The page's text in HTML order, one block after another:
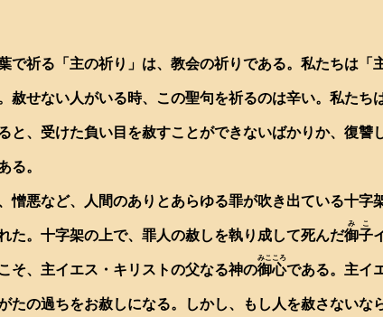
祈る「主の祈り」は、教会の祈りである。私たちは「
赦せない人がいる時、この聖句を祈るのは辛い。私たち
と、受けた負い目を赦すことができないばかりか、復讐
る。
悪など、人間のありとあらゆる罪が吹き出ている十字
た。十字架の上で、罪人の赦しを執り成して死んだ御子
みこ
そ、主イエス・キリストの父なる神の御心
みこころ
である。主イ
たの過ちをお赦しになる。しかし、もし人を赦さないな